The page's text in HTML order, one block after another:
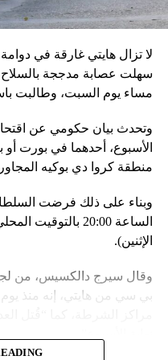
مع التدريبات الروسية،
في السياق، أشار رئيس أركان
الجنرال فيكتور غوليفيتش
احتياطي»، لافتاً إلى أنّه «فور
سنستعرض المسائل المتعلّقة
النووية غير الاستراتيجية».
وفي أوكرانيا، فكّكت أجهزة
لجهاز الأمن الفدرالي
الأوكراني» فولوديمير
أوامر من موسكو. وأوقفت
مشيرةً إلى أن المشتبه فيهما
الحكوميين.
لا تزال هايتي غارقة في
سهلت عصابة مدججة
مساء يوم السبت، وطالبت
وتحدث بيان حكومي عن
الأسبوع، أحدهما في بورت أو
منطقة كروا دي بوكيه
وبناء على ذلك فرضت
الإثنين).
وقال سيرج دالكسيس، من لجنة
بي سي من هايتي، إنه منذ